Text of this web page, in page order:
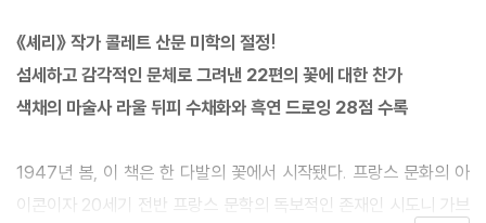
《셰리》 작가 콜레트 산문 미학의 절정!
섬세하고 감각적인 문체로 그려낸 22편의 꽃에 대한 찬가
색채의 마술사 라울 뒤피 수채화와 흑연 드로잉 28점 수록
1947년 봄, 이 책은 한 다발의 꽃에서 시작됐다. 프랑스 문화의 아
이콘이자 20세기 전반 프랑스 문학의 독보적인 존재인 시도니 가브